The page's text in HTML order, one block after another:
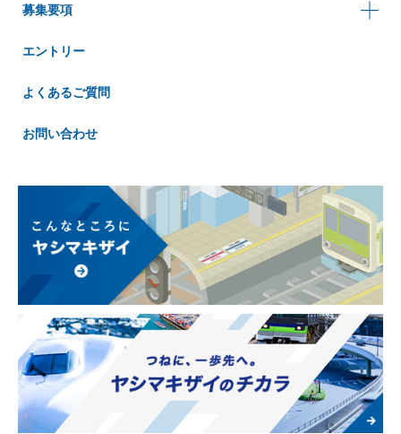
募集要項
エントリー
よくあるご質問
お問い合わせ